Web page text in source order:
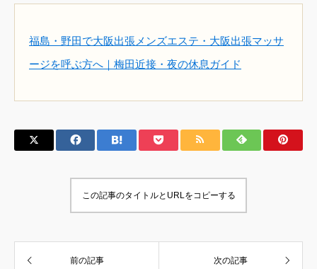
福島・野田で大阪出張メンズエステ・大阪出張マッサ
ージを呼ぶ方へ｜梅田近接・夜の休息ガイド
この記事のタイトルとURLをコピーする
前の記事 次の記事